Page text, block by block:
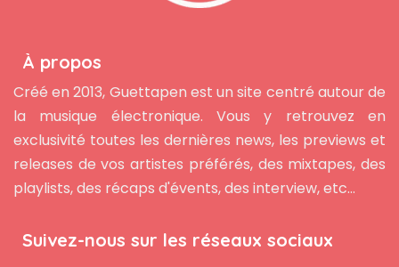
À propos
Créé en 2013, Guettapen est un site centré autour de
la musique électronique. Vous y retrouvez en
exclusivité toutes les dernières news, les previews et
releases de vos artistes préférés, des mixtapes, des
playlists, des récaps d'évents, des interview, etc...
Suivez-nous sur les réseaux sociaux